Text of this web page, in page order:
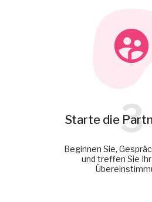
Starte die3
Beginnen Sie,
und treffen Sie